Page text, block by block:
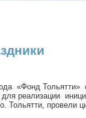
«Фонд
реализации
Тольятти, провели